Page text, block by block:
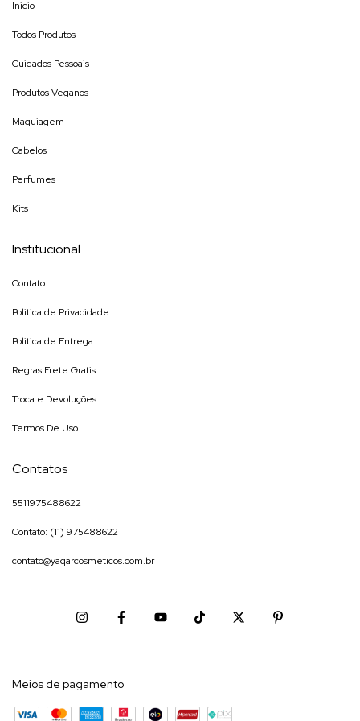
Inicio
Todos Produtos
Cuidados Pessoais
Produtos Veganos
Maquiagem
Cabelos
Perfumes
Kits
Institucional
Contato
Politica de Privacidade
Politica de Entrega
Regras Frete Gratis
Troca e Devoluções
Termos De Uso
Contatos
5511975488622
Contato: (11) 975488622
contato@yaqarcosmeticos.com.br
Meios de pagamento